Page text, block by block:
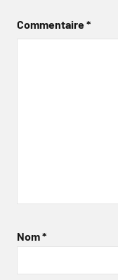
Commentaire*
Nom*